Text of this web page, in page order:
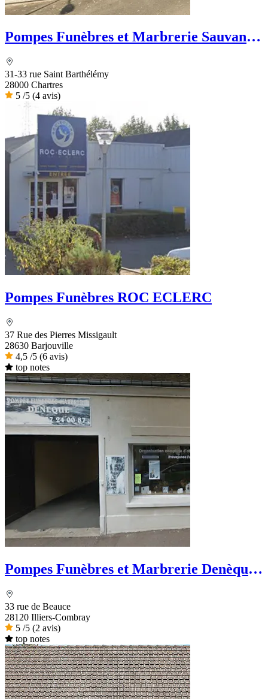
Pompes Funèbres et Marbrerie Sauvanon
31-33 rue Saint Barthélémy
28000 Chartres
5 /5 (4 avis)
Pompes Funèbres ROC ECLERC
37 Rue des Pierres Missigault
28630 Barjouville
4,5 /5 (6 avis)
top notes
Pompes Funèbres et Marbrerie Denèque -
33 rue de Beauce
28120 Illiers-Combray
5 /5 (2 avis)
top notes